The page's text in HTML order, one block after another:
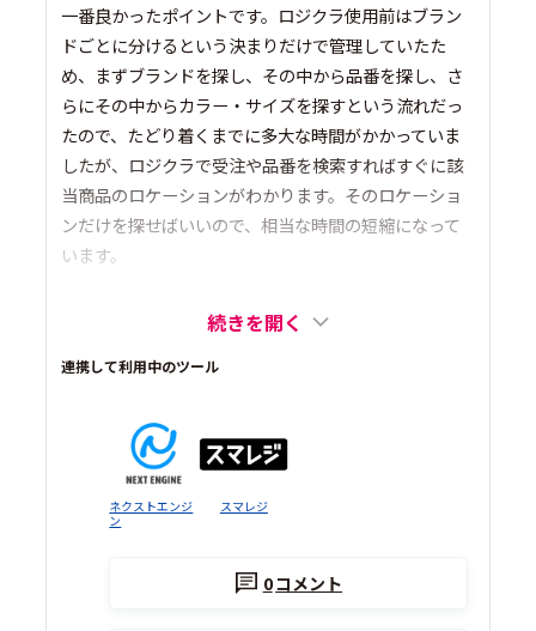
一番良かったポイントです。ロジクラ使用前はブラン
ドごとに分けるという決まりだけで管理していたた
め、まずブランドを探し、その中から品番を探し、さ
らにその中からカラー・サイズを探すという流れだっ
たので、たどり着くまでに多大な時間がかかっていま
したが、ロジクラで受注や品番を検索すればすぐに該
当商品のロケーションがわかります。そのロケーショ
ンだけを探せばいいので、相当な時間の短縮になって
います。
続きを開く
連携して利用中のツール
ネクストエンジ
ン
スマレジ
0コメント